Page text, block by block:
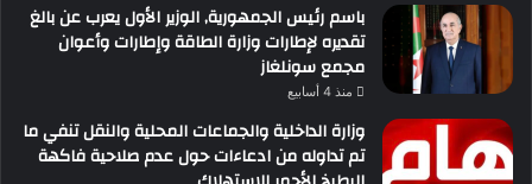
باسم رئيس الجمهورية, الوزير الأول يعرب عن بالغ
تقديره لإطارات وزارة الطاقة وإطارات وأعوان
مجمع سونلغاز
منذ 4 أسابيع
وزارة الداخلية والجماعات المحلية والنقل تنفي ما
تم تداوله من ادعاءات حول عدم صلاحية فاكهة